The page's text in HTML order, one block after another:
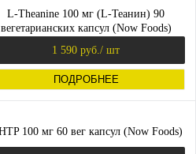
L-Theanine 100 мг (L-Теанин) 90
вегетарианских капсул (Now Foods)
1 590 руб. / шт
ПОДРОБНЕЕ
100 мг 60 вег капсул (Now Foods)